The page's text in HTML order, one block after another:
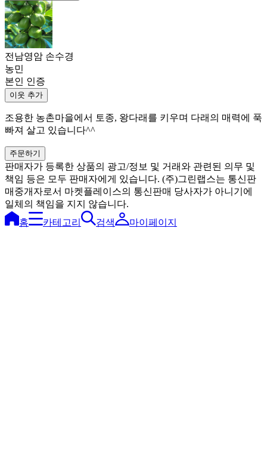
전남영암 손수경
농민
본인 인증
이웃 추가
조용한 농촌마을에서 토종, 왕다래를 키우며 다래의 매력에 푹
빠져 살고 있습니다^^
주문하기
판매자가 등록한 상품의 광고/정보 및 거래와 관련된 의무 및
책임 등은 모두 판매자에게 있습니다. (주)그린랩스는 통신판
매중개자로서 마켓플레이스의 통신판매 당사자가 아니기에
일체의 책임을 지지 않습니다.
홈
카테고리 검색 마이페이지